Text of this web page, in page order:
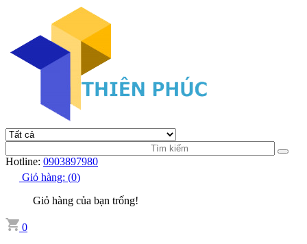
Hotline: 0903897980
Giỏ hàng: (0)
Giỏ hàng của bạn trống!
0